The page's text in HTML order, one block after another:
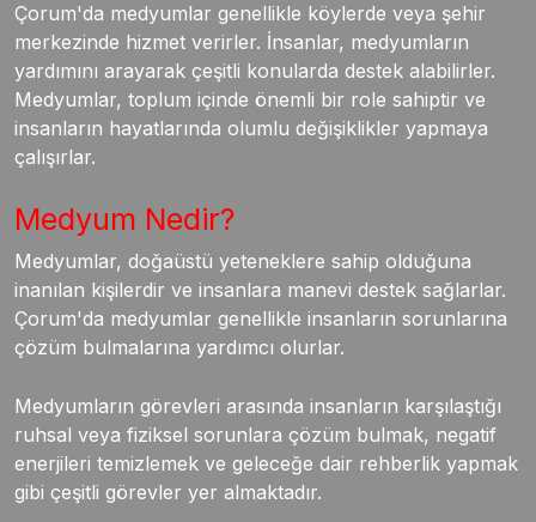
Çorum'da medyumlar genellikle köylerde veya şehir
merkezinde hizmet verirler. İnsanlar, medyumların
yardımını arayarak çeşitli konularda destek alabilirler.
Medyumlar, toplum içinde önemli bir role sahiptir ve
insanların hayatlarında olumlu değişiklikler yapmaya
çalışırlar.
Medyum Nedir?
Medyumlar, doğaüstü yeteneklere sahip olduğuna
inanılan kişilerdir ve insanlara manevi destek sağlarlar.
Çorum'da medyumlar genellikle insanların sorunlarına
çözüm bulmalarına yardımcı olurlar.
Medyumların görevleri arasında insanların karşılaştığı
ruhsal veya fiziksel sorunlara çözüm bulmak, negatif
enerjileri temizlemek ve geleceğe dair rehberlik yapmak
gibi çeşitli görevler yer almaktadır.